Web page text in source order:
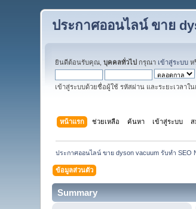
ประกาศออนไลน์ ขาย
ยินดีต้อนรับคุณ,บุคคลทั่วไป กรุณา เข้าสู่ระบบ ห
เข้าสู่ระบบด้วยชื่อผู้ใช้ รหัสผ่าน และระยะเวลาใ
หน้าแรก ช่วยเหลือ ค้นหา เข้าสู่ระบบ ส
ประกาศออนไลน์ ขาย dyson vacuum รับทำ SEO
ข้อมูลส่วนตัว
Summary